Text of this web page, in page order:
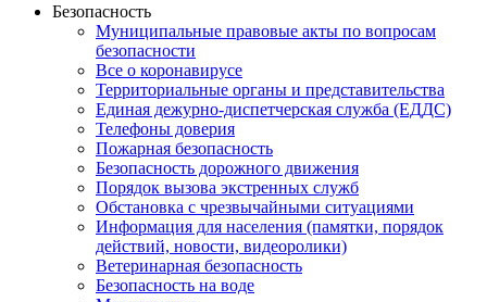
Безопасность
Муниципальные правовые акты по вопросам
безопасности
Все о коронавирусе
Территориальные органы и представительства
Единая дежурно-диспетчерская служба (ЕДДС)
Телефоны доверия
Пожарная безопасность
Безопасность дорожного движения
Порядок вызова экстренных служб
Обстановка с чрезвычайными ситуациями
Информация для населения (памятки, порядок
действий, новости, видеоролики)
Ветеринарная безопасность
Безопасность на воде